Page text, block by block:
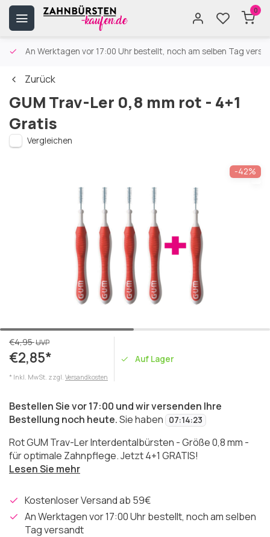
0
An Werktagen vor 17:00 Uhr bestellt, noch am selben Tag
Zurück
GUM Trav-Ler 0,8 mm rot - 4+1
Gratis
Vergleichen
-42%
€4,95UVP
€2,85*
* Inkl. MwSt. zzgl. Versandkosten
Auf Lager
Bestellen Sie vor 17:00 und wir versenden Ihre
Bestellung noch heute.Sie haben 07:14:23
Rot GUM Trav-Ler Interdentalbürsten - Größe 0,8 mm -
für optimale Zahnpflege. Jetzt 4+1 GRATIS!
Lesen Sie mehr
Kostenloser Versand ab 59€
An Werktagen vor 17:00 Uhr bestellt, noch am selben
Tag versandt